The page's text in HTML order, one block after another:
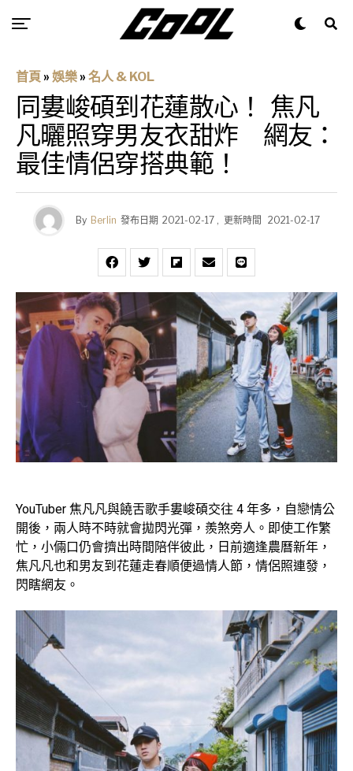
首頁 » 娛樂 » 名人 & KOL
同婁峻碩到花蓮散心！ 焦凡
凡曬照穿男友衣甜炸 網友：
最佳情侶穿搭典範！
By Berlin 發布日期 2021-02-17 , 更新時間 2021-02-17
YouTuber 焦凡凡與饒舌歌手婁峻碩交往 4 年多，自戀情公
開後，兩人時不時就會拋閃光彈，羨煞旁人。即使工作繁
忙，小倆口仍會擠出時間陪伴彼此，日前適逢農曆新年，
焦凡凡也和男友到花蓮走春順便過情人節，情侶照連發，
閃瞎網友。